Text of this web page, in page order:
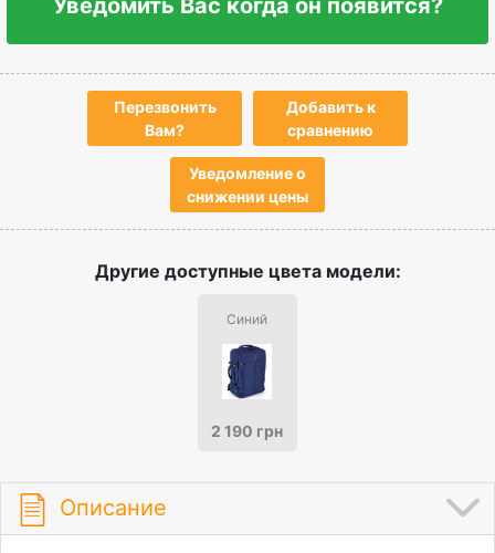
Уведомить Вас когда он появится?
Перезвонить
Вам?
Добавить к
сравнению
Уведомление о
снижении цены
Другие доступные цвета модели:
Синий
2 190 грн
Описание